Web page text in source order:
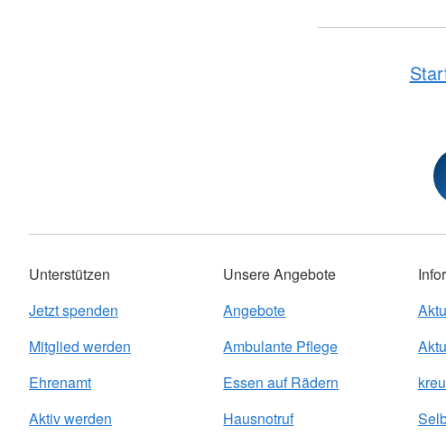
Unterstützen
Jetzt spenden
Mitglied werden
Ehrenamt
Aktiv werden
Unsere Angebote
Angebote
Ambulante Pflege
Essen auf Rädern
Hausnotruf